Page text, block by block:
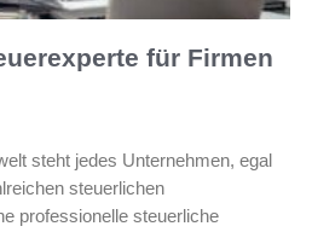
für Firmen
steht jedes Unternehmen, egal
steuerlichen
professionelle steuerliche